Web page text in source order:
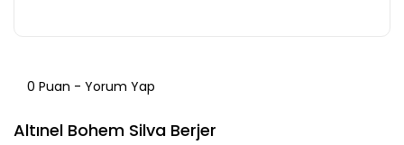
0 Puan - Yorum Yap
Altınel Bohem Silva Berjer